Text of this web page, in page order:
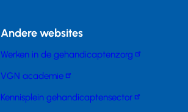
Andere websites
Werken in de gehandicaptenzorg
VGN academie
Kennisplein gehandicaptensector